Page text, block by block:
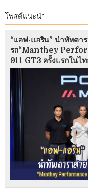
โพสต์แนะนำ
“แอฟ-แอริน” นำทัพดา
รถ“Manthey
911 GT3 ครั้งแรกในไท